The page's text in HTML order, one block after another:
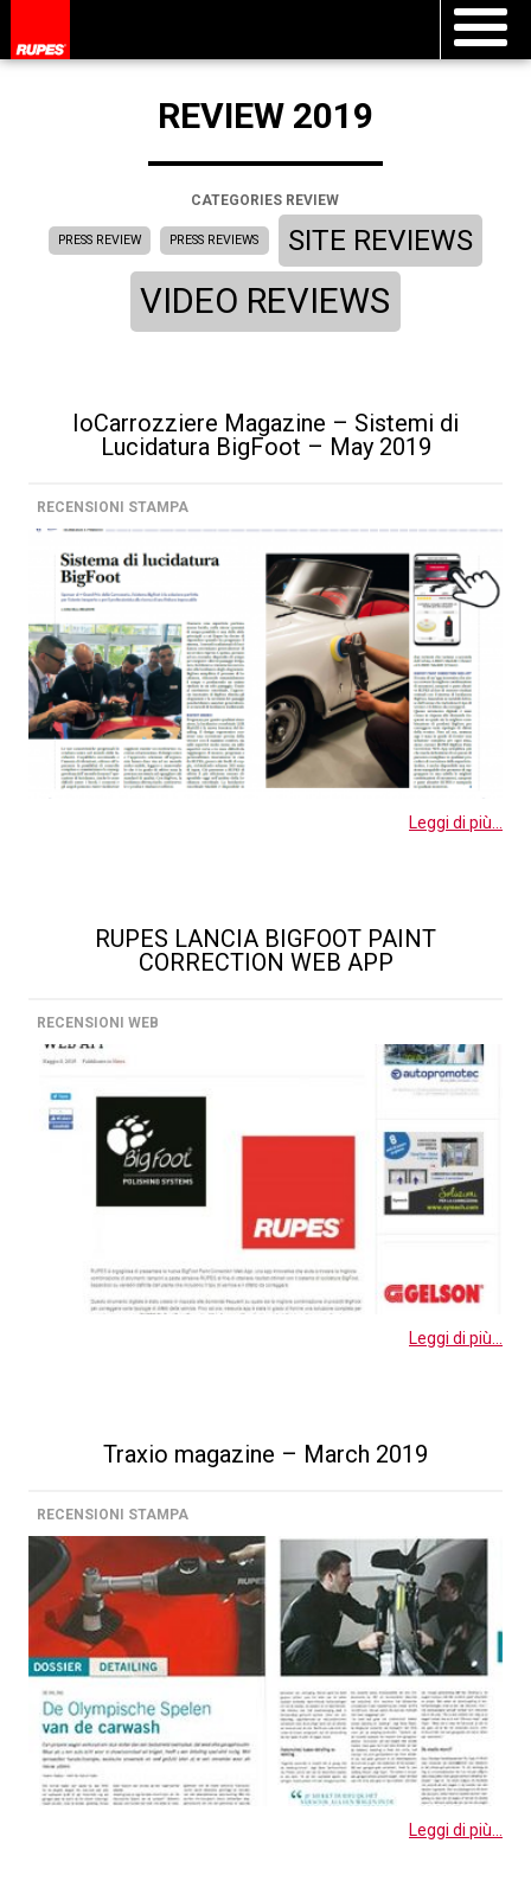
REVIEW 2019
CATEGORIES REVIEW
PRESS REVIEW PRESS REVIEWS SITE REVIEWS
VIDEO REVIEWS
IoCarrozziere Magazine – Sistemi di
Lucidatura BigFoot – May 2019
RECENSIONI STAMPA
Leggi di più...
RUPES LANCIA BIGFOOT PAINT
CORRECTION WEB APP
RECENSIONI WEB
Leggi di più...
Traxio magazine – March 2019
RECENSIONI STAMPA
Leggi di più...